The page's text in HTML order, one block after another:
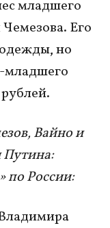
младшего
Чемезова. Его
но
младшего
Вайно и
Путина:
по России: